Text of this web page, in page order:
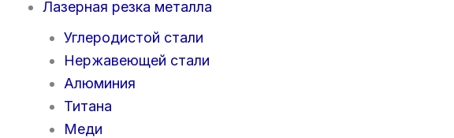
Лазерная резка металла
Углеродистой стали
Нержавеющей стали
Алюминия
Титана
Меди